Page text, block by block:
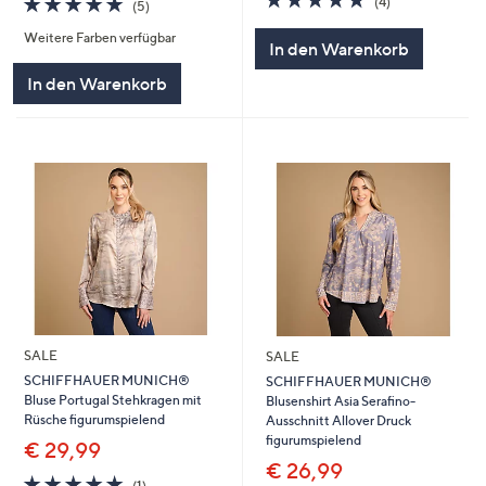
von
5
(5)
Weitere Farben verfügbar
In den Warenkorb
von
In den Warenkorb
SALE
SCHIFFHAUER MUNICH®
Bluse Portugal Stehkragen mit
Rüsche figurumspielend
€ 29,99
5.0
SALE
SCHIFFHAUER MUNICH®
Blusenshirt Asia Serafino-
Ausschnitt Allover Druck
figurumspielend
€ 26,99